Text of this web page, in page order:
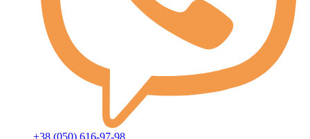
+38 (050) 616-97-98